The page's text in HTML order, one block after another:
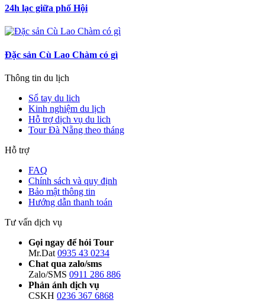
24h lạc giữa phố Hội
Đặc sản Cù Lao Chàm có gì
Thông tin du lịch
Sổ tay du lich
Kinh nghiệm du lịch
Hỗ trợ dịch vụ du lich
Tour Đà Nẵng theo tháng
Hỗ trợ
FAQ
Chính sách và quy định
Bảo mật thông tin
Hướng dẫn thanh toán
Tư vấn dịch vụ
Gọi ngay để hỏi Tour
Mr.Dat 0935 43 0234
Chat qua zalo/sms
Zalo/SMS 0911 286 886
Phản ánh dịch vụ
CSKH 0236 367 6868